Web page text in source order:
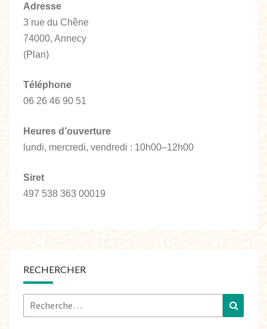
Adresse
3 rue du Chêne
74000, Annecy
(Plan)
Téléphone
06 26 46 90 51
Heures d’ouverture
lundi, mercredi, vendredi : 10h00–12h00
Siret
497 538 363 00019
RECHERCHER